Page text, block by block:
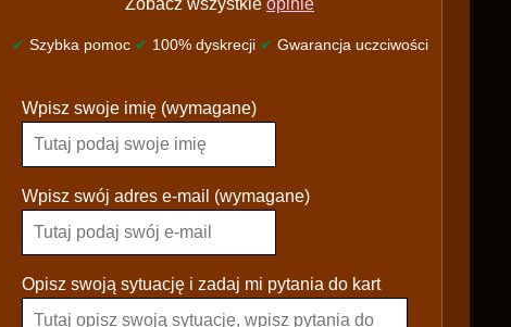
Zobacz wszystkie opinie
✔ Szybka pomoc ✔ 100% dyskrecji ✔ Gwarancja uczciwości
l
a
s
e
a
Wpisz swoje imię (wymagane)
Wpisz swój adres e-mail (wymagane)
Opisz swoją sytuację i zadaj mi pytania do kart